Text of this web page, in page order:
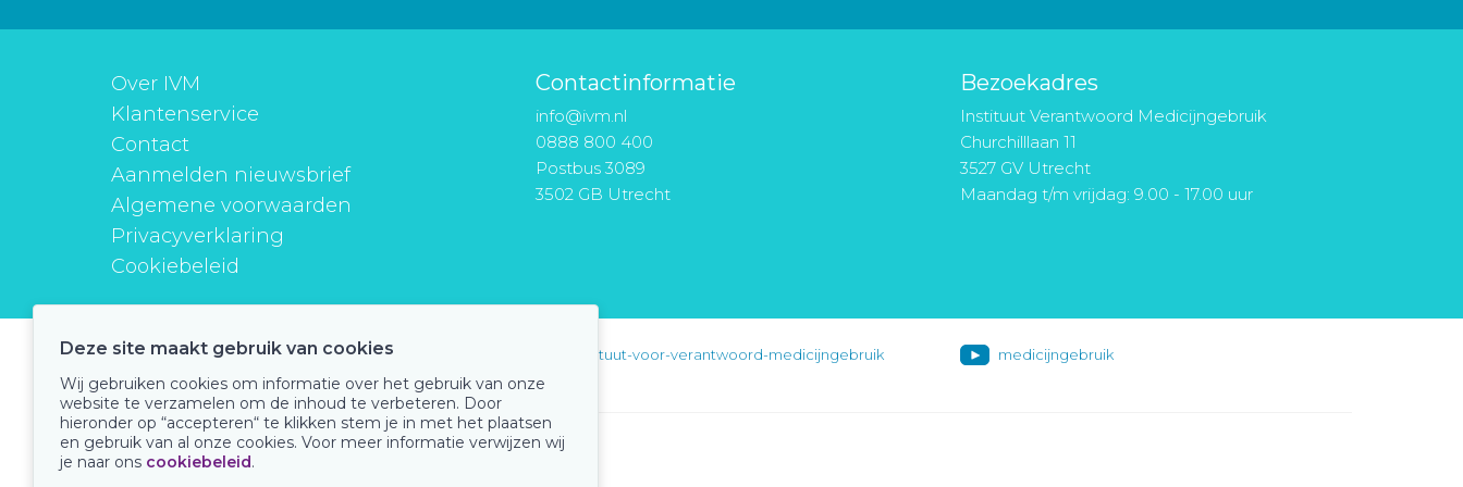
Over IVM
Klantenservice
Contact
Aanmelden nieuwsbrief
Algemene voorwaarden
Privacyverklaring
Cookiebeleid
Contactinformatie
info@ivm.nl
0888 800 400
Postbus 3089
3502 GB Utrecht
Bezoekadres
Instituut Verantwoord Medicijngebruik
Churchilllaan 11
3527 GV Utrecht
Maandag t/m vrijdag: 9.00 - 17.00 uur
instituutverantwoordmedicijngebruik instituut-voor-verantwoord-medicijngebruik medicijngebruik
Onze keurmerken
Deze site maakt gebruik van cookies
Wij gebruiken cookies om informatie over het gebruik van onze
website te verzamelen om de inhoud te verbeteren. Door
hieronder op “accepteren“ te klikken stem je in met het plaatsen
en gebruik van al onze cookies. Voor meer informatie verwijzen wij
je naar ons cookiebeleid.